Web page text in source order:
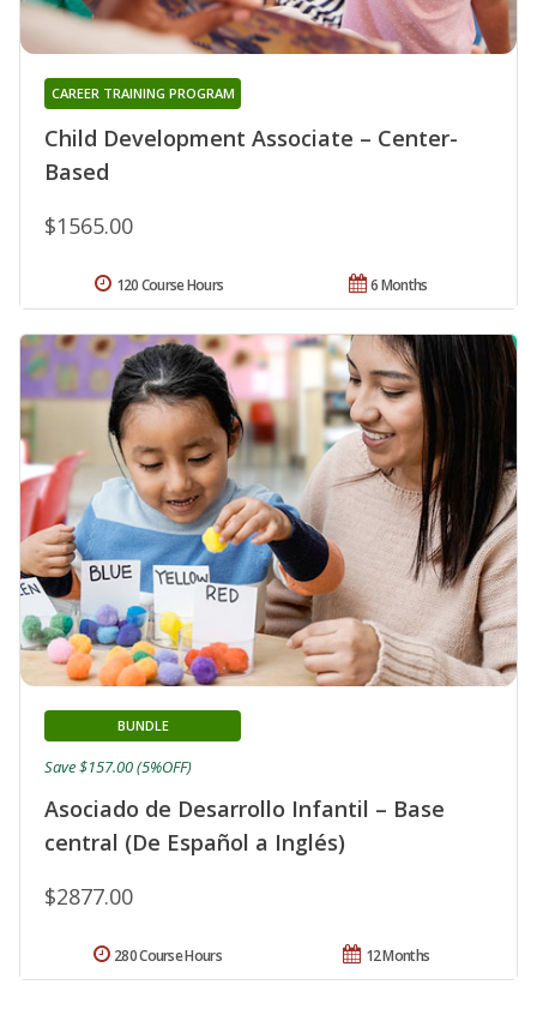
Child Development Associate – Center-
Based
CAREER TRAINING PROGRAM
$1565.00
6 Months
120 Course Hours
Asociado de Desarrollo Infantil – Base
central (De Español a Inglés)
BUNDLE
$2877.00
Save $157.00 (5%OFF)
12 Months
280 Course Hours